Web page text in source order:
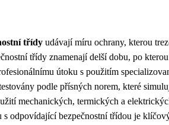
třídy udávají míru ochrany, kterou
třídy znamenají delší dobu, po kterou
útoku s použitím
podle přísných norem, které
mechanických, termických a
s odpovídající bezpečnostní třídou je